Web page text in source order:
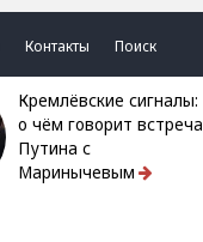
Контакты Поиск
Кремлёвские сигналы:
о чём говорит встреча
Путина с
Маринычевым